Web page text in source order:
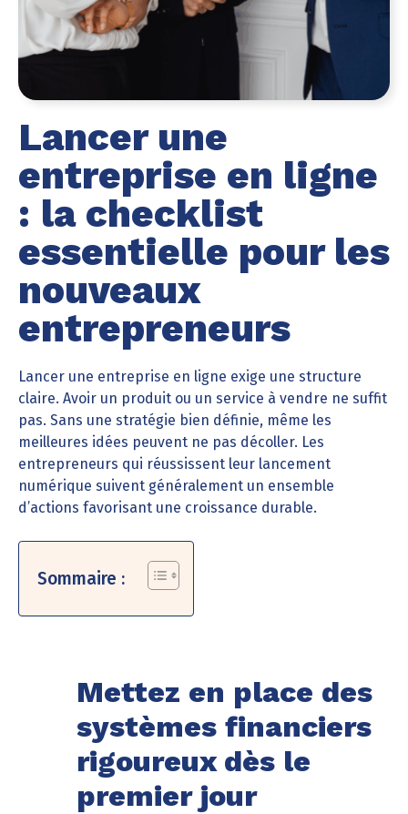
Lancer une
entreprise en ligne
: la checklist
essentielle pour les
nouveaux
entrepreneurs
Lancer une entreprise en ligne exige une structure
claire. Avoir un produit ou un service à vendre ne suffit
pas. Sans une stratégie bien définie, même les
meilleures idées peuvent ne pas décoller. Les
entrepreneurs qui réussissent leur lancement
numérique suivent généralement un ensemble
d’actions favorisant une croissance durable.
Sommaire :
Mettez en place des
systèmes financiers
rigoureux dès le
premier jour